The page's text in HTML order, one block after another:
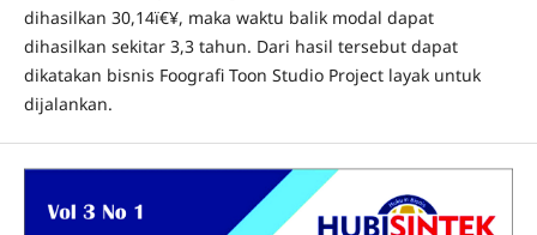
dihasilkan 30,14ï€¥, maka waktu balik modal dapat
dihasilkan sekitar 3,3 tahun. Dari hasil tersebut dapat
dikatakan bisnis Foografi Toon Studio Project layak untuk
dijalankan.